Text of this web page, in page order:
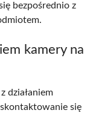
bezpośrednio z
kamery na
działaniem
się